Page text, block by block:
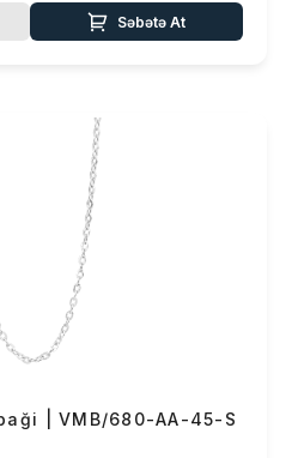
Səbətə At
| VMB/680-AA-45-S